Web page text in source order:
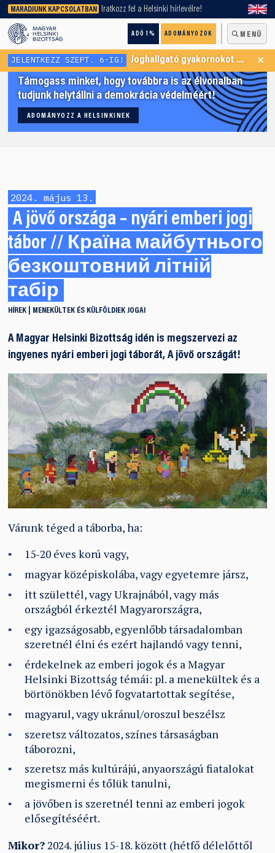
MARADJUNK KAPCSOLATBAN Iratkozz fel a Helsinki hírlevélre!
ADÓ 1% ADOMÁNYOZOK MENÜ
keresőnket!
JELENTKEZZ SZEPT. 6-IG! Joghallgató gyakornokot keresünk Menekültügyi Programunkba ×
Támogass minket, hogy továbbra is az élvonalban
tudjunk helytállni a demokrácia védelméért!
ADOMÁNYOZZ A HELSINKINEK
2024. május 13.
A jövő országa – nyári emberi jogi
tábor // Країна майбутнього
безкоштовний літній
табір
HÍREK MENEKÜLTEK ÉS KÜLFÖLDIEK JOGAI
A Magyar Helsinki Bizottság idén is megszervezi az
ingyenes nyári emberi jogi táborát, A jövő országát!
Várunk téged a táborba, ha:
15-20 éves korú vagy,
magyar középiskolába, vagy egyetemre jársz,
itt születtél, vagy Ukrajnából, vagy más
országból érkeztél Magyarországra,
egy igazságosabb, egyenlőbb társadalomban
szeretnél élni és ezért hajlandó vagy tenni,
érdekelnek az emberi jogok és a Magyar
Helsinki Bizottság témái: pl. a menekültek és a
börtönökben lévő fogvatartottak segítése,
magyarul, vagy ukránul/oroszul beszélsz
szeretsz változatos, színes társaságban
táborozni,
szeretsz más kultúrájú, anyaországú fiatalokat
megismerni és tőlük tanulni,
a jövőben is szeretnél tenni az emberi jogok
elősegítéséért.
Mikor?2024. július 15-18. között (hétfő délelőttől